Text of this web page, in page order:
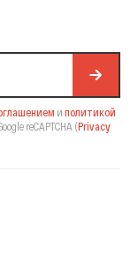
и политикой
reCAPTCHA (Privacy